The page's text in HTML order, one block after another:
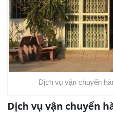
Dịch vụ vận chuyển
Dịch vụ vận chuyển